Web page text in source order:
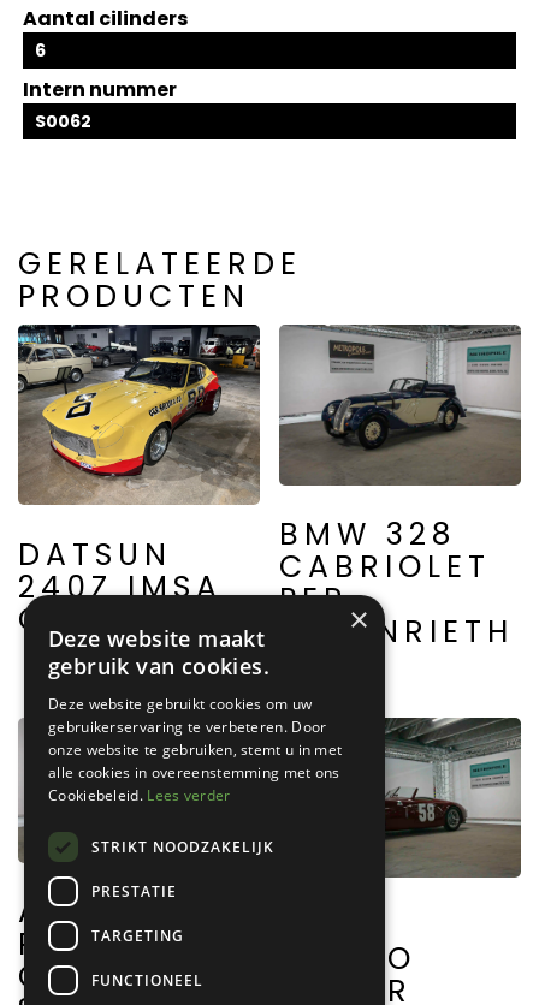
Aantal cilinders
6
Intern nummer
S0062
GERELATEERDE
PRODUCTEN
DATSUN
240Z IMSA
COMPETITION
BMW 328
CABRIOLET
PER
AUTENRIETH
ALFA
ROMEO
GIULIA ROMEO
SPIDER
×
Deze website maakt
gebruik van cookies.
Deze website gebruikt cookies om uw
gebruikerservaring te verbeteren. Door
onze website te gebruiken, stemt u in met
alle cookies in overeenstemming met ons
Cookiebeleid. Lees verder
STRIKT NOODZAKELIJK
PRESTATIE
TARGETING
FUNCTIONEEL